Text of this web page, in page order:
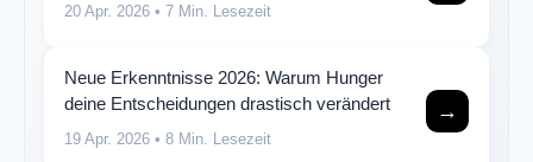
20 Apr. 2026 • 7 Min. Lesezeit
Neue Erkenntnisse 2026: Warum Hunger
deine Entscheidungen drastisch verändert
19 Apr. 2026 • 8 Min. Lesezeit
→